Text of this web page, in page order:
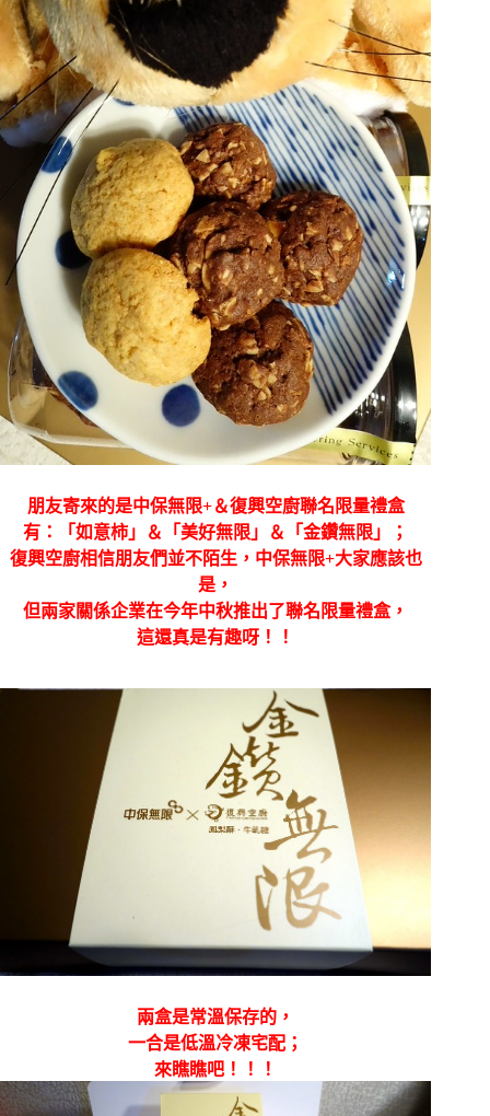
朋友寄來的是中保無限+＆復興空廚聯名限量禮盒
有：「如意柿」＆「美好無限」＆「金鑽無限」；
復興空廚相信朋友們並不陌生，中保無限+大家應該也
是，
但兩家關係企業在今年中秋推出了聯名限量禮盒，
這還真是有趣呀！！
兩盒是常溫保存的，
一合是低溫冷凍宅配；
來瞧瞧吧！！！